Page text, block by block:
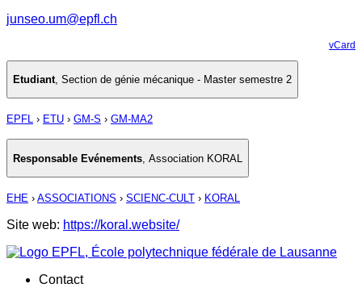
junseo.um@epfl.ch
vCard
Etudiant, Section de génie mécanique - Master semestre 2
EPFL › ETU › GM-S › GM-MA2
Responsable Evénements Association KORAL
EHE › ASSOCIATIONS › SCIENC-CULT › KORAL
Site web: https://koral.website/
Contact